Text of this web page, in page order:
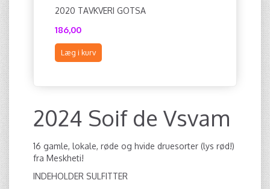
2020 TAVKVERI GOTSA
186,00
Læg i kurv
2021
Læg i
2024 Soif de Vsvam
16 gamle, lokale, røde og hvide druesorter (lys rød!)
fra Meskheti!
INDEHOLDER SULFITTER